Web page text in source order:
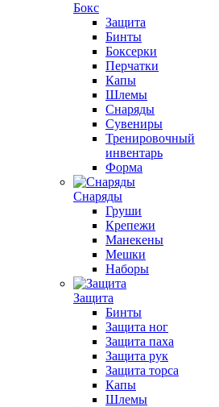
Бокс
Защита
Бинты
Боксерки
Перчатки
Капы
Шлемы
Снаряды
Сувениры
Тренировочный
инвентарь
Форма
Снаряды
Груши
Крепежи
Манекены
Мешки
Наборы
Защита
Бинты
Защита ног
Защита паха
Защита рук
Защита торса
Капы
Шлемы